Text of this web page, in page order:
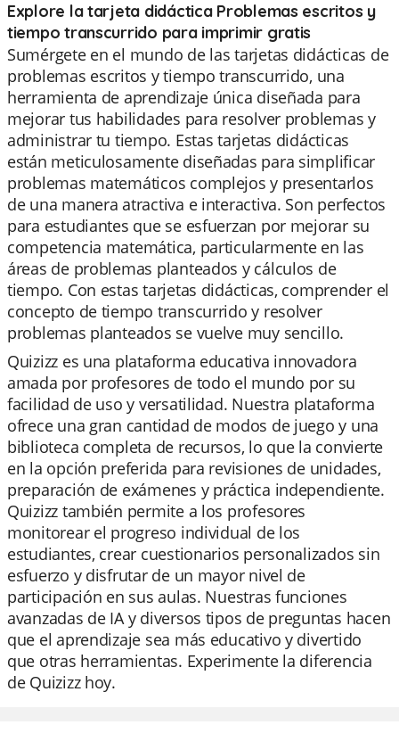
Explore la tarjeta didáctica Problemas escritos y
tiempo transcurrido para imprimir gratis
Sumérgete en el mundo de las tarjetas didácticas de
problemas escritos y tiempo transcurrido, una
herramienta de aprendizaje única diseñada para
mejorar tus habilidades para resolver problemas y
administrar tu tiempo. Estas tarjetas didácticas
están meticulosamente diseñadas para simplificar
problemas matemáticos complejos y presentarlos
de una manera atractiva e interactiva. Son perfectos
para estudiantes que se esfuerzan por mejorar su
competencia matemática, particularmente en las
áreas de problemas planteados y cálculos de
tiempo. Con estas tarjetas didácticas, comprender el
concepto de tiempo transcurrido y resolver
problemas planteados se vuelve muy sencillo.
Quizizz es una plataforma educativa innovadora
amada por profesores de todo el mundo por su
facilidad de uso y versatilidad. Nuestra plataforma
ofrece una gran cantidad de modos de juego y una
biblioteca completa de recursos, lo que la convierte
en la opción preferida para revisiones de unidades,
preparación de exámenes y práctica independiente.
Quizizz también permite a los profesores
monitorear el progreso individual de los
estudiantes, crear cuestionarios personalizados sin
esfuerzo y disfrutar de un mayor nivel de
participación en sus aulas. Nuestras funciones
avanzadas de IA y diversos tipos de preguntas hacen
que el aprendizaje sea más educativo y divertido
que otras herramientas. Experimente la diferencia
de Quizizz hoy.